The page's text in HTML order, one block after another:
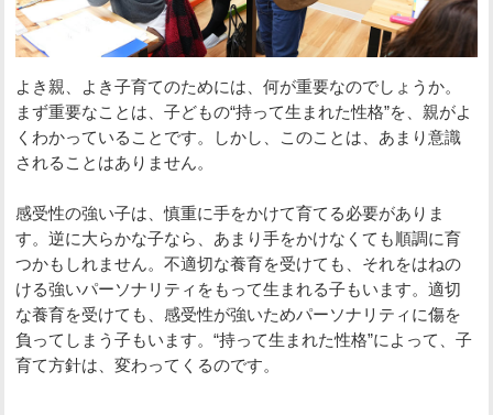
よき親、よき子育てのためには、何が重要なのでしょうか。
まず重要なことは、子どもの“持って生まれた性格”を、親がよ
くわかっていることです。しかし、このことは、あまり意識
されることはありません。
感受性の強い子は、慎重に手をかけて育てる必要がありま
す。逆に大らかな子なら、あまり手をかけなくても順調に育
つかもしれません。不適切な養育を受けても、それをはねの
ける強いパーソナリティをもって生まれる子もいます。適切
な養育を受けても、感受性が強いためパーソナリティに傷を
負ってしまう子もいます。“持って生まれた性格”によって、子
育て方針は、変わってくるのです。